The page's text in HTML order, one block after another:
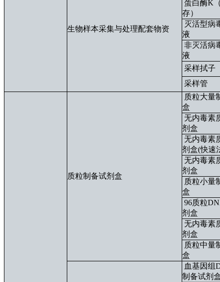
生物样本采集与处理配套物资
蛋白酶K
存）
灭活型病
液
非灭活病
液
采样拭子
采样管
质粒制备试剂盒
质粒大量
盒
无内毒素
剂盒
无内毒素
剂盒(快速
无内毒素
剂盒
质粒小量
盒
96质粒
剂盒
无内毒素
剂盒
质粒中量
盒
血基因组
制备试剂